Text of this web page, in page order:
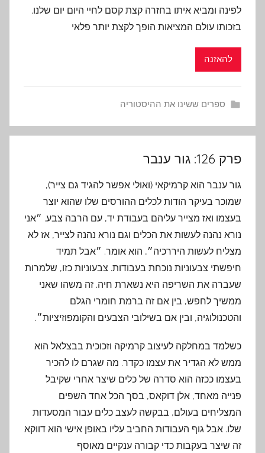
לפינה ומביא איתו בחזרה קצת קסם לחיי היום יום שלנו.
בזכותו עולם המציאות הופך לקצת יותר פלאי
להאזנה
ספרים ששינו את ההיסטוריה
פרק 126: גור ענבר
גור ענבר הוא קרמיקאי (ואולי אפשר להגיד גם צייר),
שמוכר בעיקר הודות לכלים ההורסים שלו שהוא יוצר
בעצמו ואז מצייר עליהם בעבודת יד, עם הרבה צבע. ״אני
נורא נהנה לעשות את הכלים וגם נורא נהנה לצייר, אז לא
מצליח לעשות היררכיה״, הוא אומר. ״אבל תמיד
חיפשתי צבעוניות נוכחת בעבודות. צבעוניות כזו, שלמרות
שעברה את השריפה היא נשארת חיה. זה משהו שאני
ממשיך לחפש, בין אם זה ברמת חומרי הגלם
והטכנולוגיה, ובין אם בשילובי הצבעים והקומפוזיציות״.
כשלמד במחלקה לעיצוב קרמיקה וזכוכית בבצלאל הוא
ממש לא הגדיר את עצמו כקדר. מה שגרם לו להכיר
בעצמו ככזה הוא סדרה של כלים שיצר אחרי שקיבל
פנייה מאחד, אלן דוקאס, בסך הכל אחד השפים
המצליחים בעולם, בבקשה לעצב כלים עבור המסעדות
שלו. אבל גוף העבודות החביב עליו באופן אישי הוא דווקא
זה שיצר בעקבות כדי קבורה ענקיים מאוסף